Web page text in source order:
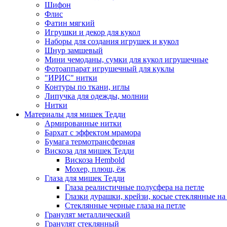
Шифон
Флис
Фатин мягкий
Игрушки и декор для кукол
Наборы для создания игрушек и кукол
Шнур замшевый
Мини чемоданы, сумки для кукол игрушечные
Фотоаппарат игрушечный для куклы
"ИРИС" нитки
Контуры по ткани, иглы
Липучка для одежды, молнии
Нитки
Материалы для мишек Тедди
Армированные нитки
Бархат с эффектом мрамора
Бумага термотрансферная
Вискоза для мишек Тедди
Вискоза Hembold
Мохер, плюш, ёж
Глаза для мишек Тедди
Глаза реалистичные полусфера на петле
Глазки дурашки, крейзи, косые стеклянные на
Стеклянные черные глаза на петле
Гранулят металлический
Гранулят стеклянный